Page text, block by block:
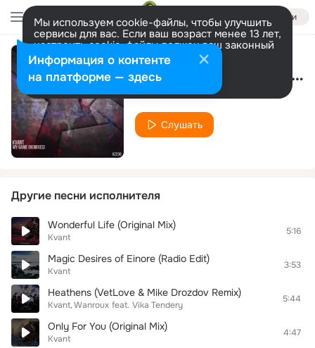
Войти
Мы используем cookie-файлы, чтобы улучшить
сервисы для вас. Если ваш возраст менее 13 лет,
настроить cookie-файлы должен ваш законный
представитель. Больше информации
Разрешить все Настроить My Game (BSKF Remix)
Kvant
Слушать
Другие песни исполнителя
Wonderful Life (Original Mix)
Kvant
5:16
Magic Desires of Einore (Radio Edit)
Kvant
3:53
Heathens (VetLove & Mike Drozdov Remix)
Kvant Wanroux feat. Vika Tendery
5:44
Only For You (Original Mix)
Kvant
4:47
Информация о контенте
на платформе — здесь